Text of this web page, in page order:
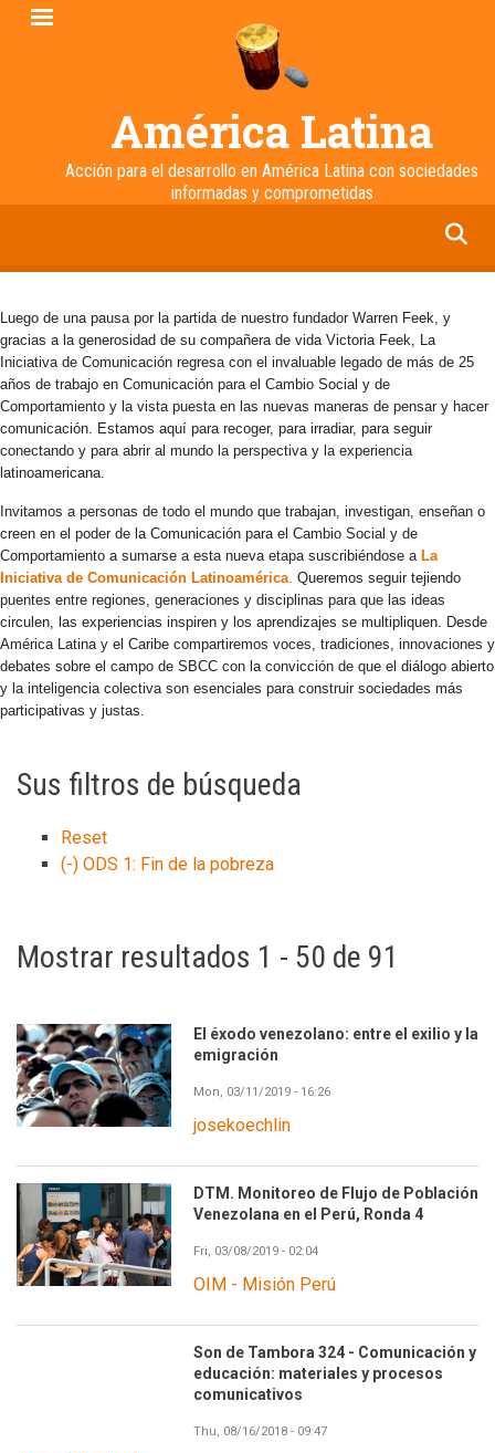
Pasar
América Latina
Acción para el desarrollo en América Latina con sociedades
informadas y comprometidas
Luego de una pausa por la partida de nuestro fundador Warren Feek, y
gracias a la generosidad de su compañera de vida Victoria Feek, La
Iniciativa de Comunicación regresa con el invaluable legado de más de 25
años de trabajo en Comunicación para el Cambio Social y de
Comportamiento y la vista puesta en las nuevas maneras de pensar y hacer
comunicación. Estamos aquí para recoger, para irradiar, para seguir
conectando y para abrir al mundo la perspectiva y la experiencia
latinoamericana.
Invitamos a personas de todo el mundo que trabajan, investigan, enseñan o
creen en el poder de la Comunicación para el Cambio Social y de
Comportamiento a sumarse a esta nueva etapa suscribiéndose a La
Iniciativa de Comunicación Latinoamérica. Queremos seguir tejiendo
puentes entre regiones, generaciones y disciplinas para que las ideas
circulen, las experiencias inspiren y los aprendizajes se multipliquen. Desde
América Latina y el Caribe compartiremos voces, tradiciones, innovaciones y
debates sobre el campo de SBCC con la convicción de que el diálogo abierto
y la inteligencia colectiva son esenciales para construir sociedades más
participativas y justas.
Sus filtros de búsqueda
Reset
(-) ODS 1: Fin de la pobreza
Mostrar resultados 1 - 50 de 91
El éxodo venezolano: entre el exilio y la
emigración
Mon, 03/11/2019 - 16:26
josekoechlin
DTM. Monitoreo de Flujo de Población
Venezolana en el Perú, Ronda 4
Fri, 03/08/2019 - 02:04
OIM - Misión Perú
Son de Tambora 324 - Comunicación y
educación: materiales y procesos
comunicativos
Thu, 08/16/2018 - 09:47